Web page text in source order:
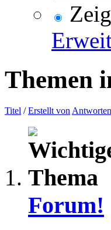
Themen
Titel /Erstellt von Antworten
Forum!